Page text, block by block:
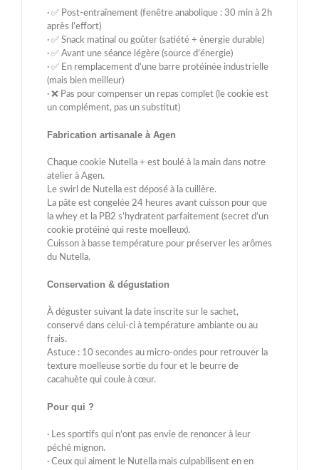
· ✅ Post-entraînement (fenêtre anabolique : 30 min à 2h
après l’effort)
· ✅ Snack matinal ou goûter (satiété + énergie durable)
· ✅ Avant une séance légère (source d’énergie)
· ✅ En remplacement d’une barre protéinée industrielle
(mais bien meilleur)
· ❌ Pas pour compenser un repas complet (le cookie est
un complément, pas un substitut)
Fabrication artisanale à Agen
Chaque cookie Nutella + est boulé à la main dans notre
atelier à Agen.
Le swirl de Nutella est déposé à la cuillère.
La pâte est congelée 24 heures avant cuisson pour que
la whey et la PB2 s’hydratent parfaitement (secret d’un
cookie protéiné qui reste moelleux).
Cuisson à basse température pour préserver les arômes
du Nutella.
Conservation & dégustation
À déguster suivant la date inscrite sur le sachet,
conservé dans celui-ci à température ambiante ou au
frais.
Astuce : 10 secondes au micro-ondes pour retrouver la
texture moelleuse sortie du four et le beurre de
cacahuète qui coule à cœur.
Pour qui ?
· Les sportifs qui n’ont pas envie de renoncer à leur
péché mignon.
· Ceux qui aiment le Nutella mais culpabilisent en en